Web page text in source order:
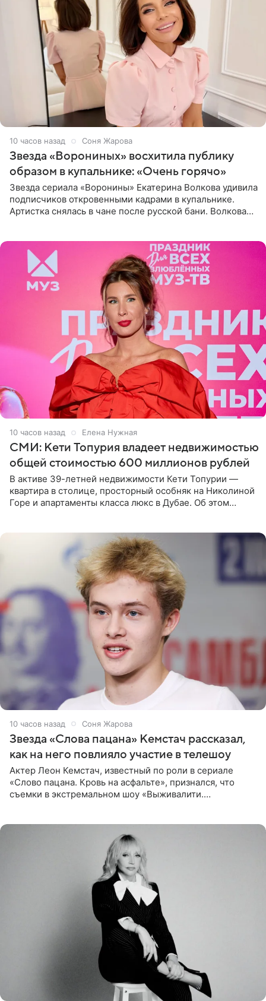
10 часов назад Соня Жарова
Звезда «Ворониных» восхитила публику
образом в купальнике: «Очень горячо»
Звезда сериала «Воронины» Екатерина Волкова удивила
подписчиков откровенными кадрами в купальнике.
Артистка снялась в чане после русской бани. Волкова
10 часов назад Елена Нужная
СМИ: Кети Топурия владеет недвижимостью
общей стоимостью 600 миллионов рублей
В активе 39-летней недвижимости Кети Топурии —
квартира в столице, просторный особняк на Николиной
Горе и апартаменты класса люкс в Дубае. Об этом
10 часов назад Соня Жарова
Звезда «Слова пацана» Кемстач рассказал,
как на него повлияло участие в телешоу
Актер Леон Кемстач, известный по роли в сериале
«Слово пацана. Кровь на асфальте», признался, что
съемки в экстремальном шоу «Выживалити.